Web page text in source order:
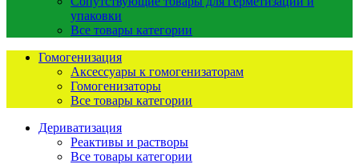
упаковки
Все товары категории
Гомогенизация
Аксессуары к гомогенизаторам
Гомогенизаторы
Все товары категории
Дериватизация
Реактивы и растворы
Все товары категории